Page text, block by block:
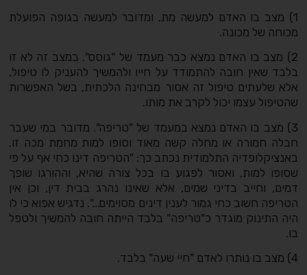
1) מצב בו האדם למעשה מת, ומדובר למעשה בגופה הפועלת
מכוחה של מכונה.
2) מצב בו האדם נמצא כבר מעמד של "גוסס". במצב זה לא זו
בלבד שאין חובה להתמודד על חייו ולהמשיך להעניק לו טיפול,
אלא שלעתים טיפול זה אסור מבחינה הלכתית, בשל האפשרות
שהטיפול עצמו יכול לקרב את מותו.
3) מצב בו האדם נמצא במעמד של "טריפה". מדובר במי שעבר
חבלה חמורה או מחלה קשה מאוד וסופו למות מחמת מכה זו.
באנציקלופדיה התלמודית נכתב כך: "הטריפה דינו כחי אף על פי
שסופו למות, ואסור לפגוע בו בכל צורה שהיא, וההורגו שופך
דמים, וחייב בדיני שמים, אלא שאינו נהרג בבית דין, וכן אין
הטריפה חשוב כחי גמור לענין דינים מסוימים…". נדגיש אפוא כי לו
היה התינוק מוגדר כ"טריפה" בלבד הייתה חובה להמשיך ולטפל
בו.
4) מצב בו נותרו לאדם "חיי שעה" בלבד.